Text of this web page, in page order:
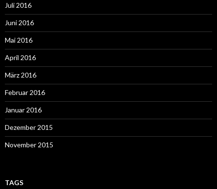
Juli 2016
Juni 2016
Mai 2016
April 2016
März 2016
Februar 2016
Januar 2016
Dezember 2015
November 2015
TAGS